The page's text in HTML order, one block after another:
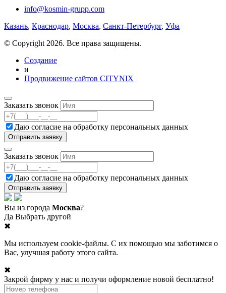
info@kosmin-grupp.com
Казань, Краснодар, Москва, Санкт-Петербург, Уфа
© Copyright 2026. Все права защищены.
Создание
и
Продвижение сайтов CITYNIX
Заказать звонок
Даю согласие на обработку персональных данных
Заказать звонок
Даю согласие на обработку персональных данных
Вы из города Москва?
Да Выбрать другой
✖
Мы используем cookie-файлы. С их помощью мы заботимся о
Вас, улучшая работу этого сайта.
✖
Закрой фирму у нас и получи оформление новой бесплатно!